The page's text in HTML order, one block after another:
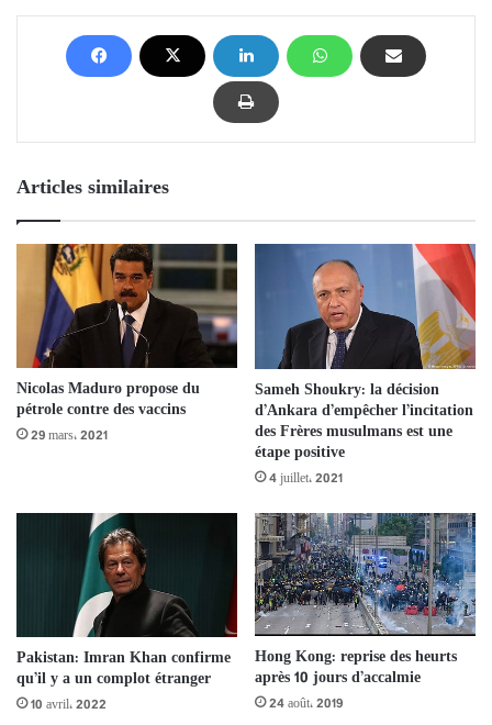
Articles similaires
Nicolas Maduro propose du
pétrole contre des vaccins
29 mars، 2021
Sameh Shoukry: la décision
d’Ankara d’empêcher l’incitation
des Frères musulmans est une
étape positive
4 juillet، 2021
Pakistan: Imran Khan confirme
qu’il y a un complot étranger
10 avril، 2022
Hong Kong: reprise des heurts
après 10 jours d’accalmie
24 août، 2019